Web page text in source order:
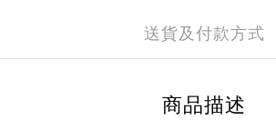
送貨及付款方式
商品描述